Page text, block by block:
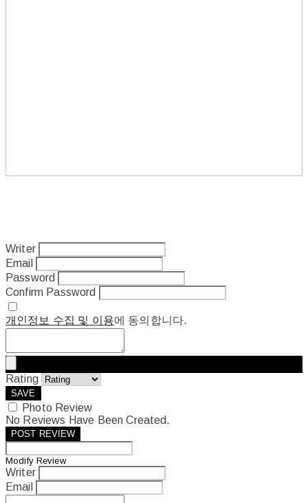
Writer
Email
Password
Confirm Password
개인정보 수집 및 이용에 동의합니다.
Rating
SAVE
Photo Review
No Reviews Have Been Created.
POST REVIEW
Modify Review
Writer
Email